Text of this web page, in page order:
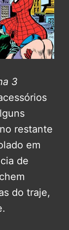
3
restante
em
de
do traje,